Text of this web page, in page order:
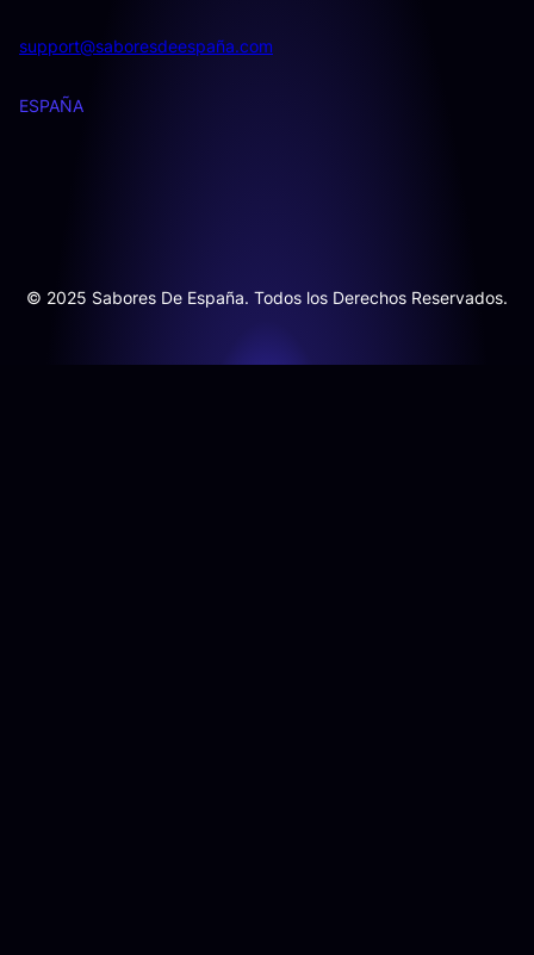
support@saboresdeespaña.com
ESPAÑA
© 2025 Sabores De España. Todos los Derechos Reservados.